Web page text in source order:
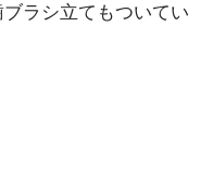
ラシ立てもついてい